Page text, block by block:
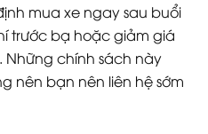
mua xe ngay sau buổi
trước bạ hoặc giảm giá
Những chính sách này
nên bạn nên liên hệ sớm